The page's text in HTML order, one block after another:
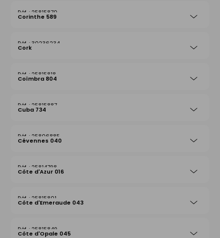
25815870
Corinthe 589
30236234
Cork
25815818
Coïmbra 804
25815887
Cuba 734
25806885
Cévennes 040
25814798
Côte d'Azur 016
25815801
Côte d'Emeraude 043
25815849
Côte d'Opale 045